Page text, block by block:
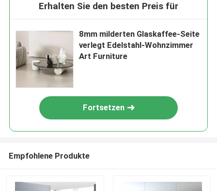
Erhalten Sie den besten Preis für
8mm milderten Glaskaffee-Seite
verlegt Edelstahl-Wohnzimmer
Art Furniture
Fortsetzen
Empfohlene Produkte